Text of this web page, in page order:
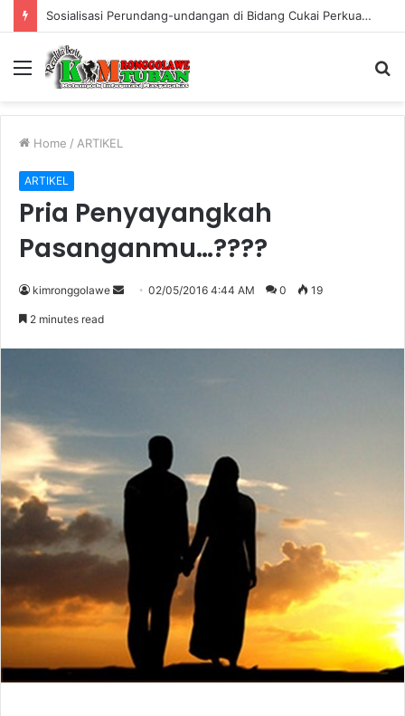
Sosialisasi Perundang-undangan di Bidang Cukai Perkuat Komitmen Berantas Rokok Ilegal di Kabupaten Tuban
Menu
Home / ARTIKEL
ARTIKEL
Pria Penyayangkah
Pasanganmu…????
kimronggolawe
i
l
02/05/2016 4:44 AM 0 19
2 minutes read